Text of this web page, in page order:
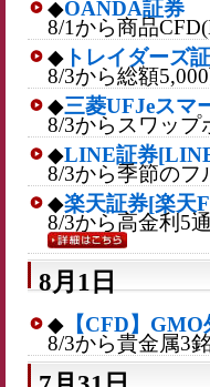
◆OANDA証券
8/1から商品
◆ トレイダーズ
8/3から総額
◆三菱UFJeスマ
8/3からスワップ
◆LINE証券
8/3から季節のフ
◆楽天証券[楽天
8/3から高金利5
8月1日
◆ 【CFD】
8/3から貴金属3